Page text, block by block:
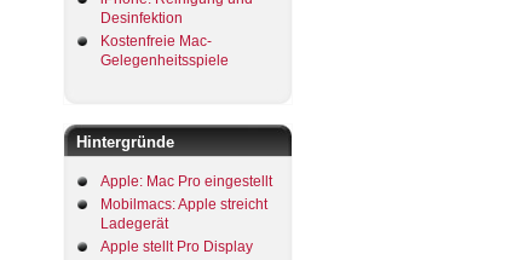
Desinfektion
Kostenfreie Mac-
Gelegenheitsspiele
Hintergründe
Apple: Mac Pro eingestellt
Mobilmacs: Apple streicht
Ladegerät
Apple stellt Pro Display